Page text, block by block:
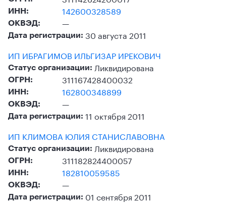
ИНН: 142600328589
ОКВЭД: —
Дата регистрации: 30 августа 2011
ИП ИБРАГИМОВ ИЛЬГИЗАР ИРЕКОВИЧ
Статус организации: Ликвидирована
ОГРН: 311167428400032
ИНН: 162800348899
ОКВЭД: —
Дата регистрации: 11 октября 2011
ИП КЛИМОВА ЮЛИЯ СТАНИСЛАВОВНА
Статус организации: Ликвидирована
ОГРН: 311182824400057
ИНН: 182810059585
ОКВЭД: —
Дата регистрации: 01 сентября 2011